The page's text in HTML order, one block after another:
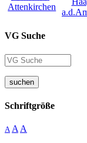
VG Suche
suchen
Schriftgröße
A A A